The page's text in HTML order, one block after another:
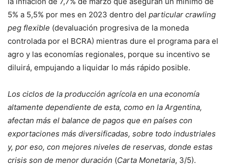
5% a 5,5% por mes en 2023 dentro del particular crawling
peg flexible (devaluación progresiva de la moneda
controlada por el BCRA) mientras dure el programa para el
agro y las economías regionales, porque su incentivo se
diluirá, empujando a liquidar lo más rápido posible.
Los ciclos de la producción agrícola en una economía
altamente dependiente de esta, como en la Argentina,
afectan más el balance de pagos que en países con
exportaciones más diversificadas, sobre todo industriales
y, por eso, con mejores niveles de reservas, donde estas
crisis son de menor duración (Carta Monetaria, 3/5).